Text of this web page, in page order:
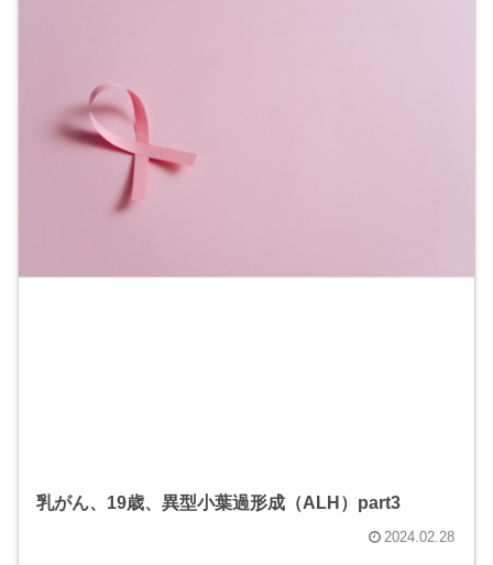
乳がん、19歳、異型小葉過形成（ALH）part3
2024.02.28